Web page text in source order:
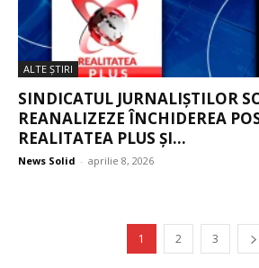
ALTE ŞTIRI
SINDICATUL JURNALIȘTILOR
REANALIZEZE ÎNCHIDEREA
REALITATEA PLUS ȘI...
News Solid - aprilie 8, 2026
1 2 3